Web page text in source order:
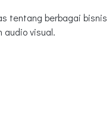
tentang berbagai bisnis
audio visual.